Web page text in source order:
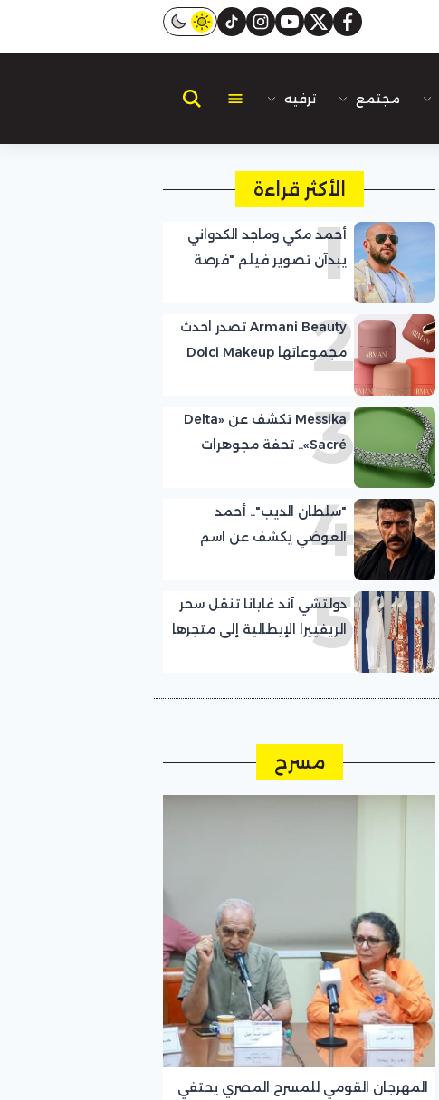
facebook
twitter
youtube
instagram
tiktok
مجتمع ترفيه
الأكثر قراءة
1
أحمد مكي وماجد الكدواني
يبدآن تصوير فيلم "فرصة
2
Armani Beauty تصدر احدث
مجموعاتها Dolci Makeup
3
Messika تكشف عن «Delta
Sacré».. تحفة مجوهرات
4
"سلطان الديب".. أحمد
العوضي يكشف عن اسم
5
دولتشي آند غابانا تنقل سحر
الريفييرا الإيطالية إلى متجرها
مسرح
المهرجان القومي للمسرح المصري يحتفي